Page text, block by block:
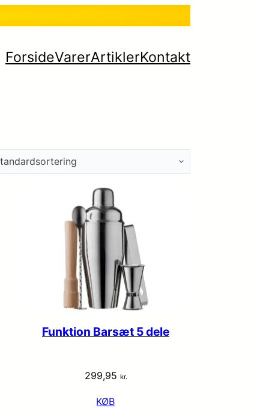
ForsideVarerArtiklerKontakt
Funktion Barsæt 5 dele
299,95 kr.
KØB